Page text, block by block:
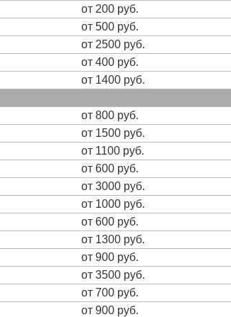
от 200 руб.
от 500 руб.
от 2500 руб.
от 400 руб.
от 1400 руб.
от 800 руб.
от 1500 руб.
от 1100 руб.
от 600 руб.
от 3000 руб.
от 1000 руб.
от 600 руб.
от 1300 руб.
от 900 руб.
от 3500 руб.
от 700 руб.
от 900 руб.